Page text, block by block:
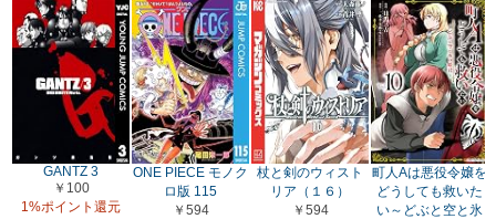
GANTZ 3
￥100
1%ポイント還元
ONE PIECE モノク
ロ版 115
￥594
杖と剣のウィスト
リア（１６）
￥594
町人Aは悪役令嬢を
どうしても救いた
い～どぶと空と氷